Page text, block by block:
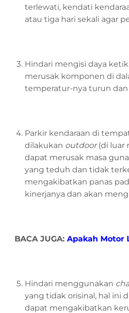
terlewati, kendati
atau tiga hari sekali agar
Hindari mengisi daya
merusak komponen di
temperatur-nya turun dan
Parkir kendaraan di
dilakukan outdoor(di luar
dapat merusak masa
yang teduh dan tidak
mengakibatkan panas
kinerjanya dan akan
BACA JUGA: Apakah Motor
Hindari menggunakan
yang tidak orisinal, hal ini
dapat mengakibatkan